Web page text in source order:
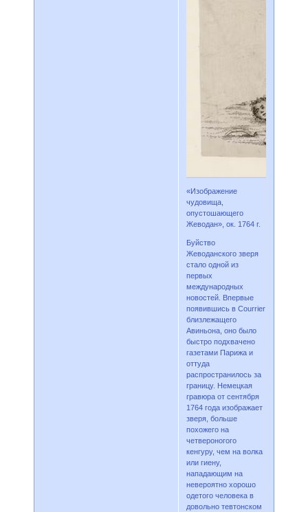
«Изображение
чудовища,
опустошающего
Жеводан», ок. 1764 г.
Буйство
Жеводанского зверя
стало одной из
первых
международных
новостей. Впервые
появившись в Courrier
близлежащего
Авиньона, оно было
быстро подхвачено
газетами Парижа и
оттуда
распространилось за
границу. Немецкая
гравюра от сентября
1764 года изображает
зверя, больше
похожего на
четвероногого
кенгуру, чем на волка
или гиену,
нападающим на
невероятно хорошо
одетого человека в
довольно тевтонском